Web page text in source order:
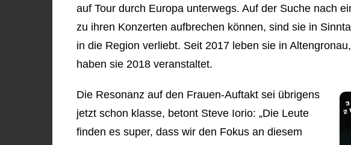
auf Tour durch Europa unterwegs. Auf der Suche nach
zu ihren Konzerten aufbrechen können, sind sie in
in die Region verliebt. Seit 2017 leben sie in
haben sie 2018 veranstaltet.
Die Resonanz auf den Frauen-Auftakt sei übrigens
jetzt schon klasse, betont Steve Iorio: „Die Leute
finden es super, dass wir den Fokus an diesem